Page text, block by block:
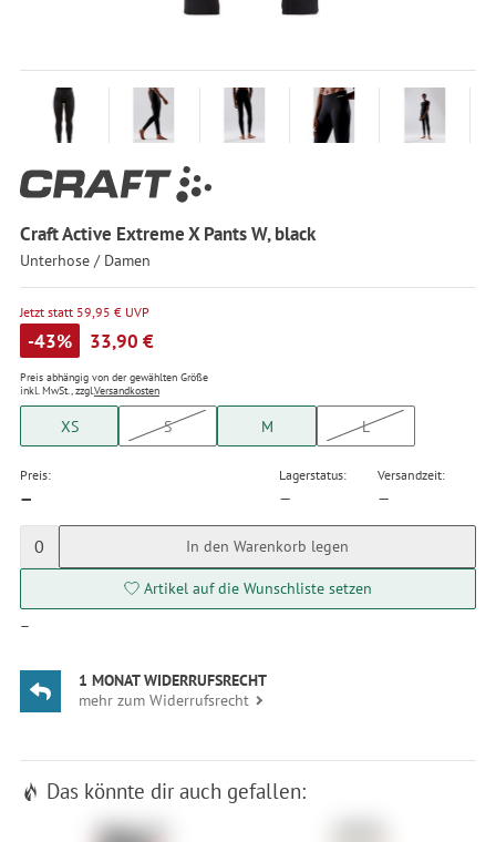
Craft Active Extreme X Pants W, black
Unterhose / Damen
Jetzt statt 59,95 € UVP
-43% 33,90 €
Preis abhängig von der gewählten Größe
inkl. MwSt., zzgl.Versandkosten
XS S M L
Preis:
—
Lagerstatus:
—
Versandzeit:
—
0 In den Warenkorb legen
Artikel auf die Wunschliste setzen
—
1 MONAT WIDERRUFSRECHT
mehr zum Widerrufsrecht
Das könnte dir auch gefallen: